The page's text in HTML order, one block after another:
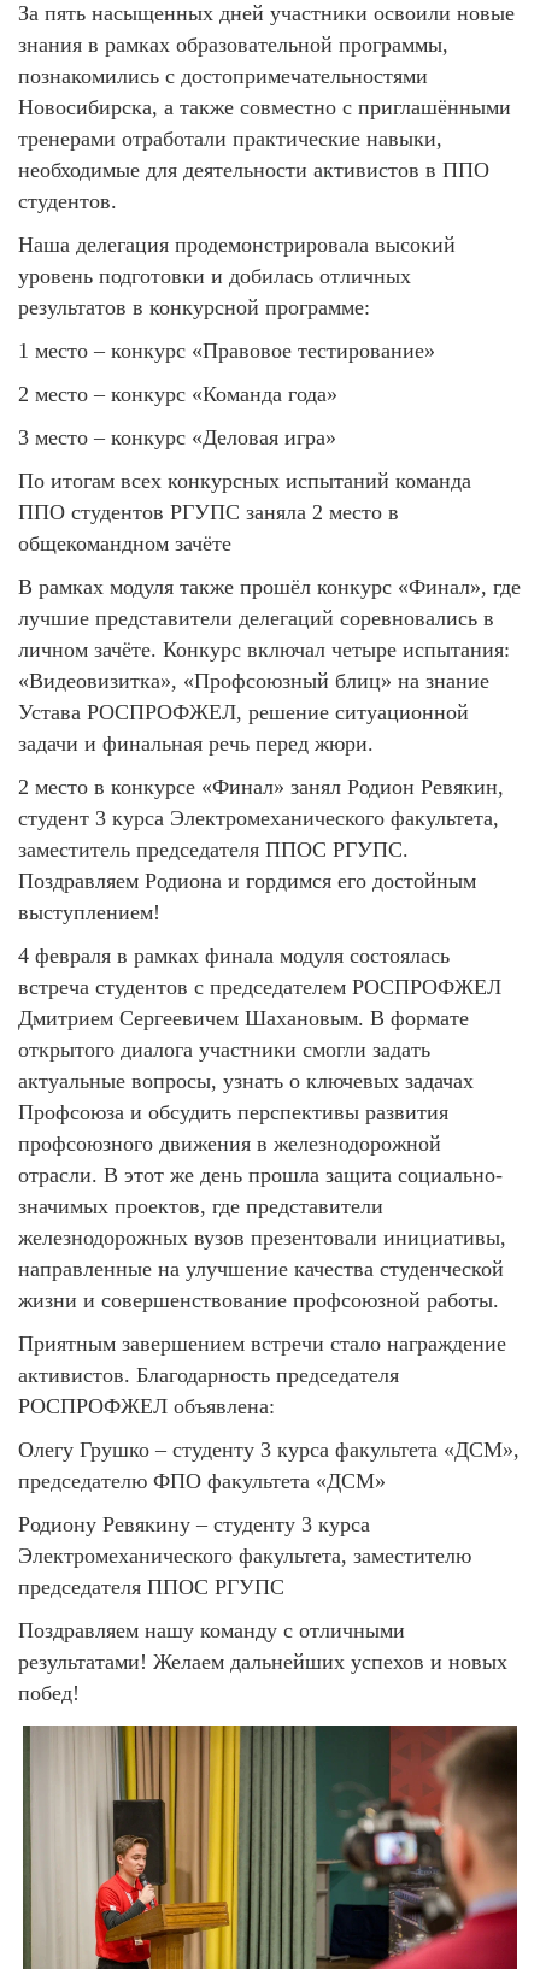
За пять насыщенных дней участники освоили новые
знания в рамках образовательной программы,
познакомились с достопримечательностями
Новосибирска, а также совместно с приглашёнными
тренерами отработали практические навыки,
необходимые для деятельности активистов в ППО
студентов.
Наша делегация продемонстрировала высокий
уровень подготовки и добилась отличных
результатов в конкурсной программе:
1 место – конкурс «Правовое тестирование»
2 место – конкурс «Команда года»
3 место – конкурс «Деловая игра»
По итогам всех конкурсных испытаний команда
ППО студентов РГУПС заняла 2 место в
общекомандном зачёте
В рамках модуля также прошёл конкурс «Финал», где
лучшие представители делегаций соревновались в
личном зачёте. Конкурс включал четыре испытания:
«Видеовизитка», «Профсоюзный блиц» на знание
Устава РОСПРОФЖЕЛ, решение ситуационной
задачи и финальная речь перед жюри.
2 место в конкурсе «Финал» занял Родион Ревякин,
студент 3 курса Электромеханического факультета,
заместитель председателя ППОС РГУПС.
Поздравляем Родиона и гордимся его достойным
выступлением!
4 февраля в рамках финала модуля состоялась
встреча студентов с председателем РОСПРОФЖЕЛ
Дмитрием Сергеевичем Шахановым. В формате
открытого диалога участники смогли задать
актуальные вопросы, узнать о ключевых задачах
Профсоюза и обсудить перспективы развития
профсоюзного движения в железнодорожной
отрасли. В этот же день прошла защита социально-
значимых проектов, где представители
железнодорожных вузов презентовали инициативы,
направленные на улучшение качества студенческой
жизни и совершенствование профсоюзной работы.
Приятным завершением встречи стало награждение
активистов. Благодарность председателя
РОСПРОФЖЕЛ объявлена:
Олегу Грушко – студенту 3 курса факультета «ДСМ»,
председателю ФПО факультета «ДСМ»
Родиону Ревякину – студенту 3 курса
Электромеханического факультета, заместителю
председателя ППОС РГУПС
Поздравляем нашу команду с отличными
результатами! Желаем дальнейших успехов и новых
побед!